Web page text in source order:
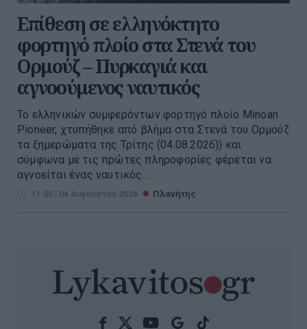
Επίθεση σε ελληνόκτητο
φορτηγό πλοίο στα Στενά του
Ορμούζ – Πυρκαγιά και
αγνοούμενος ναυτικός
Το ελληνικών συμφερόντων φορτηγό πλοίο Minoan
Pioneer, χτυπήθηκε από βλήμα στα Στενά του Ορμούζ
τα ξημερώματα της Τρίτης (04.08.2026)) και
σύμφωνα με τις πρώτες πληροφορίες φέρεται να
αγνοείται ένας ναυτικός. ...
11:05 | 04 Αυγούστου 2026 Πλανήτης